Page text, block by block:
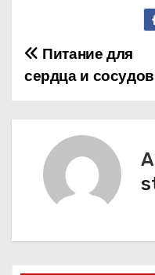
Н
в
Питание для
сердца и сосудов